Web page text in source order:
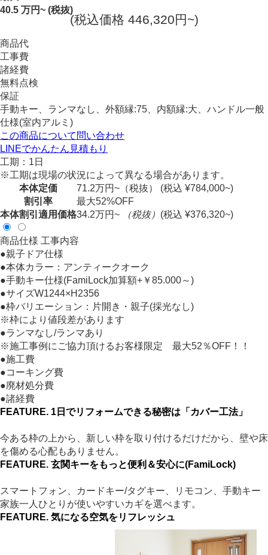
40.5 万円~ (税抜)
(税込価格 446,320円~)
商品代
工事費
諸経費
無料点検
保証
手動キー、ランマなし、外額縁:75、内額縁:大、ハンドル一般
仕様(室内アルミ)
この商品について問い合わせ
LINEでかんたん見積もり
工期：1日
※工期は現場の状況によって異なる場合があります。
本体定価
71.2万円~（税抜）
(税込 ¥784,000~)
割引率
最大52%OFF
本体割引適用価格34.2万円~ （税抜） (税込 ¥376,320~)
商品仕様 工事内容
●親子ドア仕様
●本体カラー：アンティークオーク
●手動キー仕様(FamiLock加算額+￥85.000～)
●サイズW1244×H2356
●枠バリエーション：片開き・親子(採光なし)
※枠により値段差があります
●ランマなし/ランマあり
※施工事例にご協力頂けるお客様限定 最大52％OFF！！
●施工費
●コーキング費
●廃材処分費
●諸経費
FEATURE. 1日でリフォームできる秘密は「カバー工法」
今ある枠の上から、新しい枠を取り付けるだけだから、壁や床
を傷める心配もありません。
FEATURE. 玄関キーをもっと便利＆安心に(FamiLock)
スマートフォン、カードキー/タグキー、リモコン、手動キー
家族一人ひとりが使いやすいカギを選べます。
FEATURE. 気になる空気をリフレッシュ